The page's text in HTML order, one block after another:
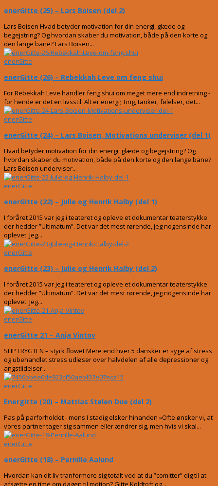
enerGitte (25) – Lars Boisen (del 2)
Lars Boisen Hvad betyder motivation for din energi, glæde og
begejstring? Og hvordan skaber du motivation, både på den korte og
den lange bane? Lars Boisen...
enerGitte
enerGitte (26) – Rebekkah Leve om feng shui
For Rebekkah Leve handler feng shui om meget mere end indretning -
for hende er det en livsstil. Alt er energi; Ting, tanker, følelser, det...
enerGitte
enerGitte (24) – Lars Boisen, Motivations underviser (del 1)
Hvad betyder motivation for din energi, glæde og begejstring? Og
hvordan skaber du motivation, både på den korte og den lange bane?
Lars Boisen underviser...
enerGitte
enerGitte (22) – Julie og Henrik Halby (del 1)
I foråret 2015 var jeg i teateret og opleve et dokumentar teaterstykke
der hedder ”Ultimatum”. Det var det mest rørende, jeg nogensinde har
oplevet. Jeg...
enerGitte
enerGitte (23) – Julie og Henrik Halby (del 2)
I foråret 2015 var jeg i teateret og opleve et dokumentar teaterstykke
der hedder ”Ultimatum”. Det var det mest rørende, jeg nogensinde har
oplevet. Jeg...
enerGitte
enerGitte 21 – Anja Vintov
SLIP FRYGTEN – styrk flowet Mere end hver 5 dansker er syge af stress
og ubehandlet stress udløser over halvdelen af alle depressioner og
angstlidelser...
enerGitte
Energitte (20) – Mattias Stølen Due (del 2)
Pas på parforholdet - mens I stadig elsker hinanden »Ofte ønsker vi, at
vores partner tager sig sammen eller ændrer sig, men hvis vi skal...
enerGitte
enerGitte (18) – Pernille Aalund
Hvordan kan dit liv tranformere sig totalt ved at du ”comitter” dig til at
afsætte en time om dagen til motion? Gitte Koldtoft og...